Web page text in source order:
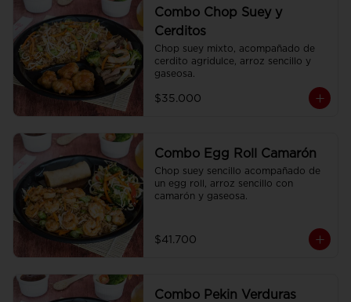
Combo Chop Suey y
Cerditos
Chop suey mixto, acompañado de
cerdito agridulce, arroz sencillo y
gaseosa.
$35.000
Combo Egg Roll Camarón
Chop suey sencillo acompañado de
un egg roll, arroz sencillo con
camarón y gaseosa.
$41.700
Combo Pekin Verduras